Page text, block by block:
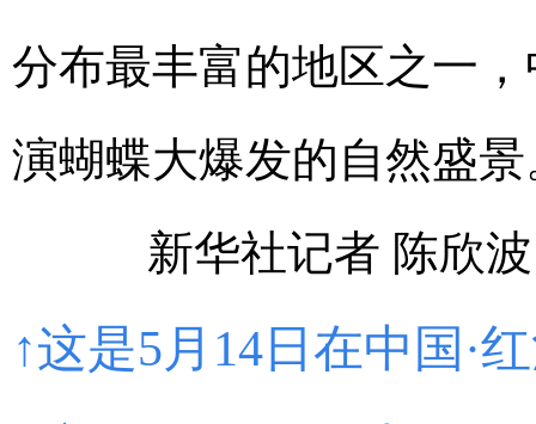
分布最丰富的地区之一
演蝴蝶大爆发的自然盛景
新华社记者 陈欣波
↑这是5月14日在中国·